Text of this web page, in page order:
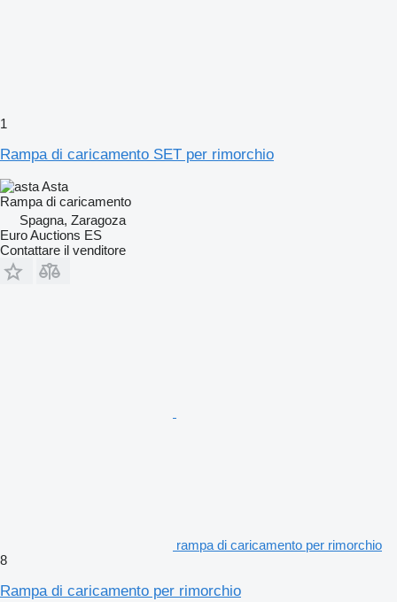
1
Rampa di caricamento SET per rimorchio
Asta
Rampa di caricamento
Spagna, Zaragoza
Euro Auctions ES
Contattare il venditore
rampa di caricamento per rimorchio
8
Rampa di caricamento per rimorchio